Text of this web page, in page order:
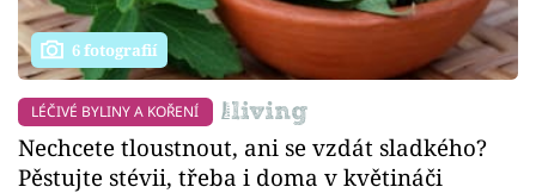
6 fotografií
LÉČIVÉ BYLINY A KOŘENÍ
Nechcete tloustnout, ani se vzdát sladkého?
Pěstujte stévii, třeba i doma v květináči